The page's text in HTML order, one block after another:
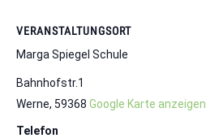
VERANSTALTUNGSORT
Marga Spiegel Schule
Bahnhofstr.1
Werne, 59368 Google Karte anzeigen
Telefon